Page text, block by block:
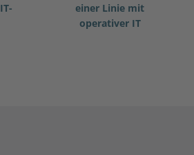
IT-
einer Linie mit
operativer IT